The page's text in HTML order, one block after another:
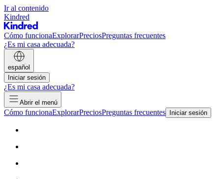
Ir al contenido
Kindred
Cómo funcionaExplorarPreciosPreguntas frecuentes
¿Es mi casa adecuada?
español
Iniciar sesión
¿Es mi casa adecuada?
Abrir el menú
Cómo funcionaExplorarPreciosPreguntas frecuentes Iniciar sesión